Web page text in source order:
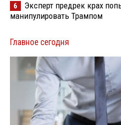
6
Эксперт предрек крах
манипулировать Трампом
Главное сегодня